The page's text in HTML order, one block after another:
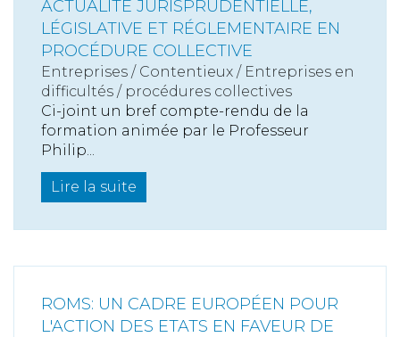
ACTUALITÉ JURISPRUDENTIELLE,
LÉGISLATIVE ET RÉGLEMENTAIRE EN
PROCÉDURE COLLECTIVE
Entreprises / Contentieux / Entreprises en
difficultés / procédures collectives
Ci-joint un bref compte-rendu de la
formation animée par le Professeur
Philip...
Lire la suite
ROMS: UN CADRE EUROPÉEN POUR
L'ACTION DES ETATS EN FAVEUR DE